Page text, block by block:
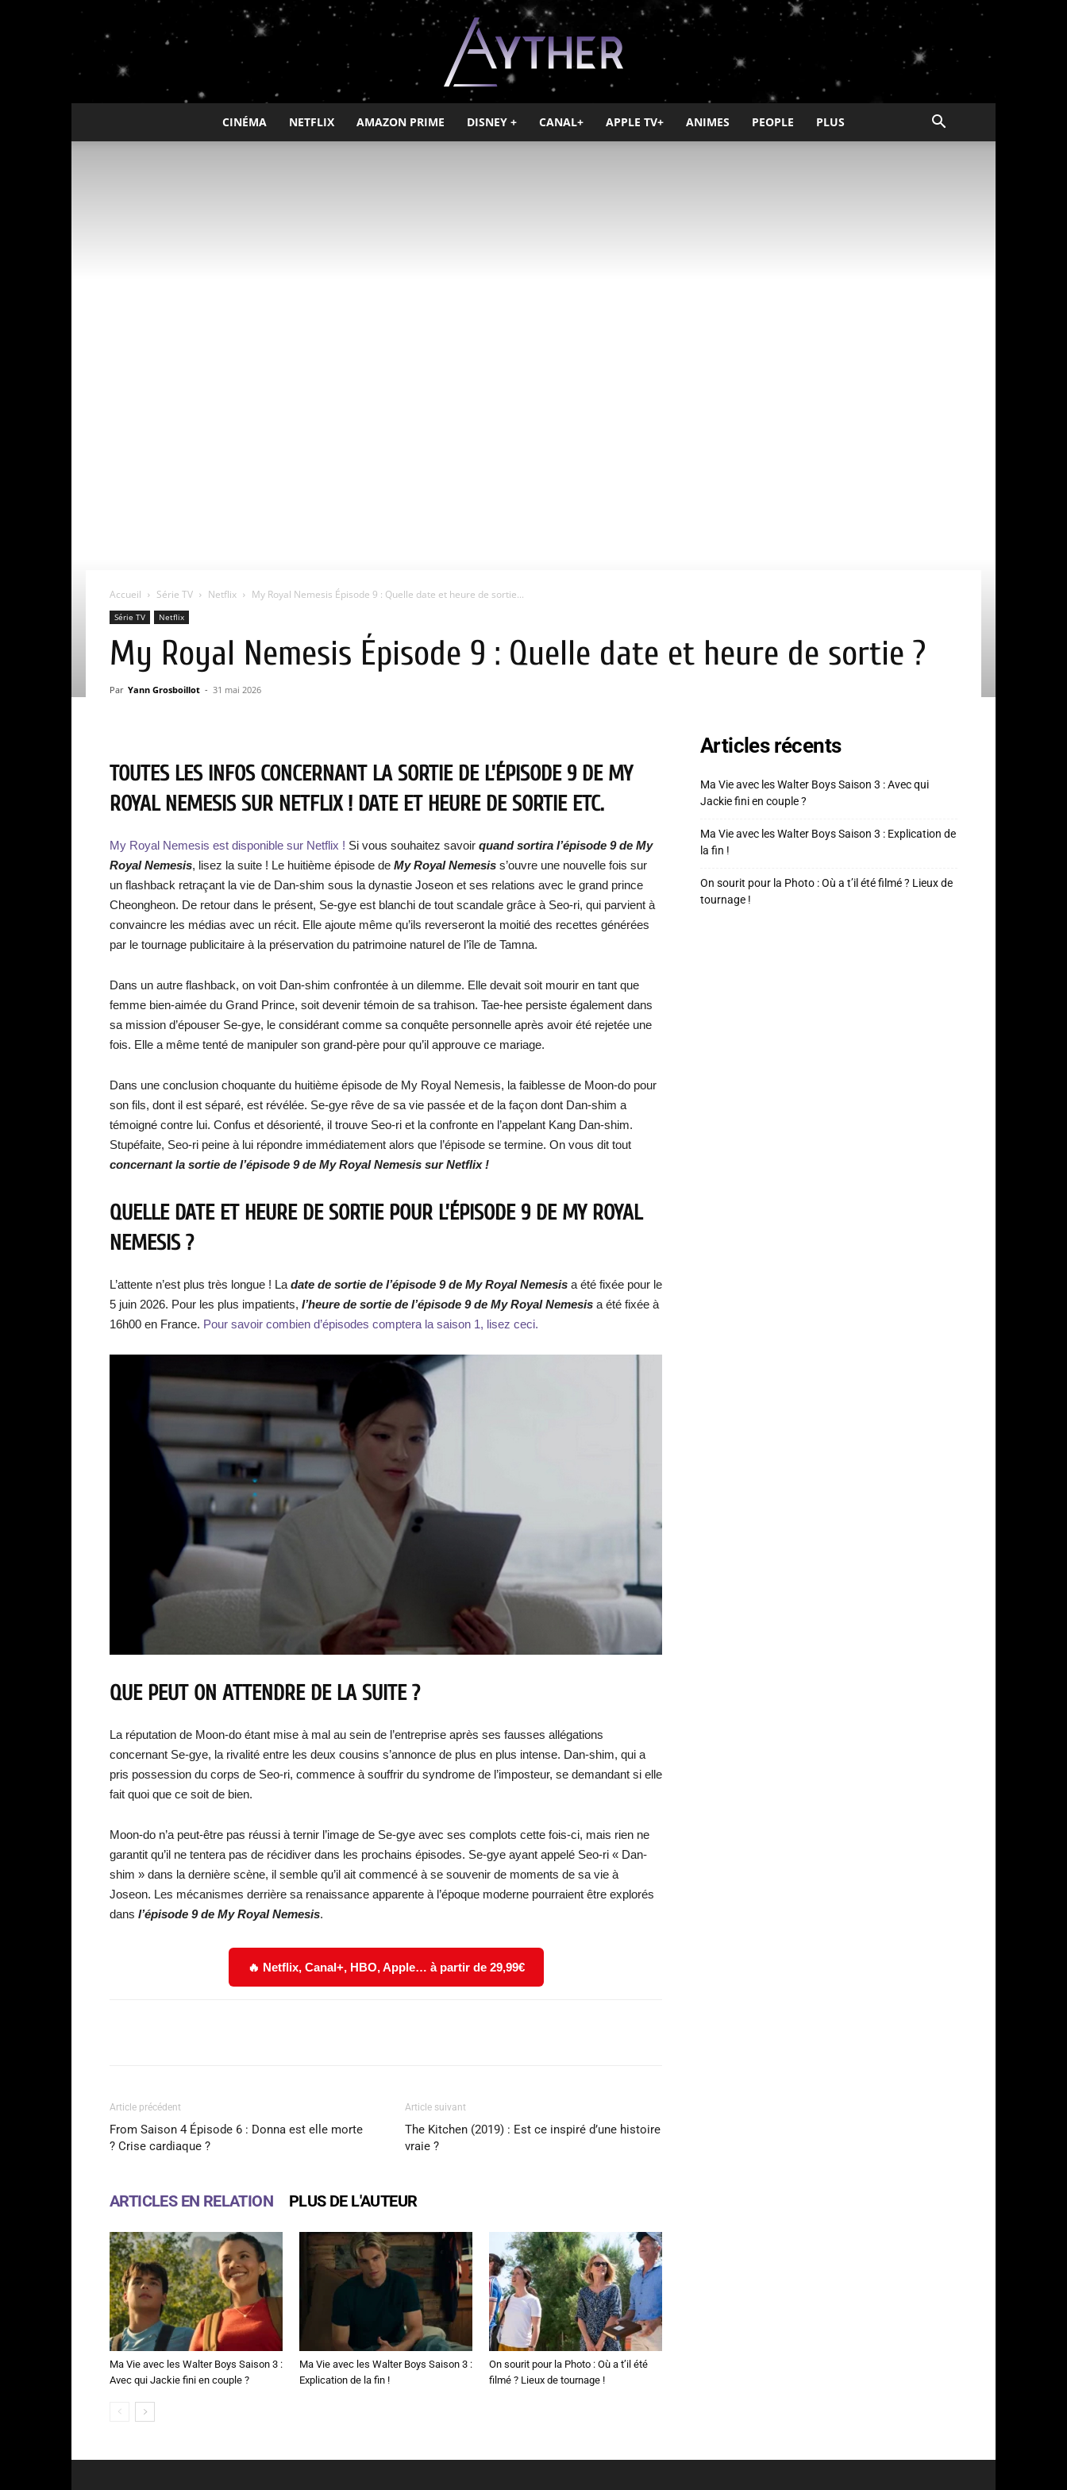
Ayther
CINÉMA NETFLIX AMAZON PRIME DISNEY + CANAL+ APPLE TV+ ANIMES PEOPLE PLUS
Accueil Série TV Netflix My Royal Nemesis Épisode 9 : Quelle date et heure de sortie...
Série TV Netflix
My Royal Nemesis Épisode 9 : Quelle date et heure de sortie ?
Par Yann Grosboillot - 31 mai 2026
TOUTES LES INFOS CONCERNANT LA SORTIE DE L’ÉPISODE 9 DE MY
ROYAL NEMESIS SUR NETFLIX ! DATE ET HEURE DE SORTIE ETC.
My Royal Nemesis est disponible sur Netflix ! Si vous souhaitez savoir quand sortira l’épisode 9 de My
Royal Nemesis, lisez la suite ! Le huitième épisode de My Royal Nemesis s’ouvre une nouvelle fois sur
un flashback retraçant la vie de Dan-shim sous la dynastie Joseon et ses relations avec le grand prince
Cheongheon. De retour dans le présent, Se-gye est blanchi de tout scandale grâce à Seo-ri, qui parvient à
convaincre les médias avec un récit. Elle ajoute même qu’ils reverseront la moitié des recettes générées
par le tournage publicitaire à la préservation du patrimoine naturel de l’île de Tamna.
Dans un autre flashback, on voit Dan-shim confrontée à un dilemme. Elle devait soit mourir en tant que
femme bien-aimée du Grand Prince, soit devenir témoin de sa trahison. Tae-hee persiste également dans
sa mission d’épouser Se-gye, le considérant comme sa conquête personnelle après avoir été rejetée une
fois. Elle a même tenté de manipuler son grand-père pour qu’il approuve ce mariage.
Dans une conclusion choquante du huitième épisode de My Royal Nemesis, la faiblesse de Moon-do pour
son fils, dont il est séparé, est révélée. Se-gye rêve de sa vie passée et de la façon dont Dan-shim a
témoigné contre lui. Confus et désorienté, il trouve Seo-ri et la confronte en l’appelant Kang Dan-shim.
Stupéfaite, Seo-ri peine à lui répondre immédiatement alors que l’épisode se termine. On vous dit tout
concernant la sortie de l’épisode 9 de My Royal Nemesis sur Netflix !
QUELLE DATE ET HEURE DE SORTIE POUR L’ÉPISODE 9 DE MY ROYAL
NEMESIS ?
L’attente n’est plus très longue ! La date de sortie de l’épisode 9 de My Royal Nemesis a été fixée pour le
5 juin 2026. Pour les plus impatients, l’heure de sortie de l’épisode 9 de My Royal Nemesis a été fixée à
16h00 en France. Pour savoir combien d’épisodes comptera la saison 1, lisez ceci.
QUE PEUT ON ATTENDRE DE LA SUITE ?
La réputation de Moon-do étant mise à mal au sein de l’entreprise après ses fausses allégations
concernant Se-gye, la rivalité entre les deux cousins s’annonce de plus en plus intense. Dan-shim, qui a
pris possession du corps de Seo-ri, commence à souffrir du syndrome de l’imposteur, se demandant si elle
fait quoi que ce soit de bien.
Moon-do n’a peut-être pas réussi à ternir l’image de Se-gye avec ses complots cette fois-ci, mais rien ne
garantit qu’il ne tentera pas de récidiver dans les prochains épisodes. Se-gye ayant appelé Seo-ri « Dan-
shim » dans la dernière scène, il semble qu’il ait commencé à se souvenir de moments de sa vie à
Joseon. Les mécanismes derrière sa renaissance apparente à l’époque moderne pourraient être explorés
dans l’épisode 9 de My Royal Nemesis.
🔥 Netflix, Canal+, HBO, Apple… à partir de 29,99€
Article précédent
From Saison 4 Épisode 6 : Donna est elle morte
? Crise cardiaque ?
Article suivant
The Kitchen (2019) : Est ce inspiré d’une histoire
vraie ?
ARTICLES EN RELATION PLUS DE L'AUTEUR
Ma Vie avec les Walter Boys Saison 3 :
Avec qui Jackie fini en couple ?
Ma Vie avec les Walter Boys Saison 3 :
Explication de la fin !
On sourit pour la Photo : Où a t’il été
filmé ? Lieux de tournage !
Articles récents
Ma Vie avec les Walter Boys Saison 3 : Avec qui
Jackie fini en couple ?
Ma Vie avec les Walter Boys Saison 3 : Explication de
la fin !
On sourit pour la Photo : Où a t’il été filmé ? Lieux de
tournage !